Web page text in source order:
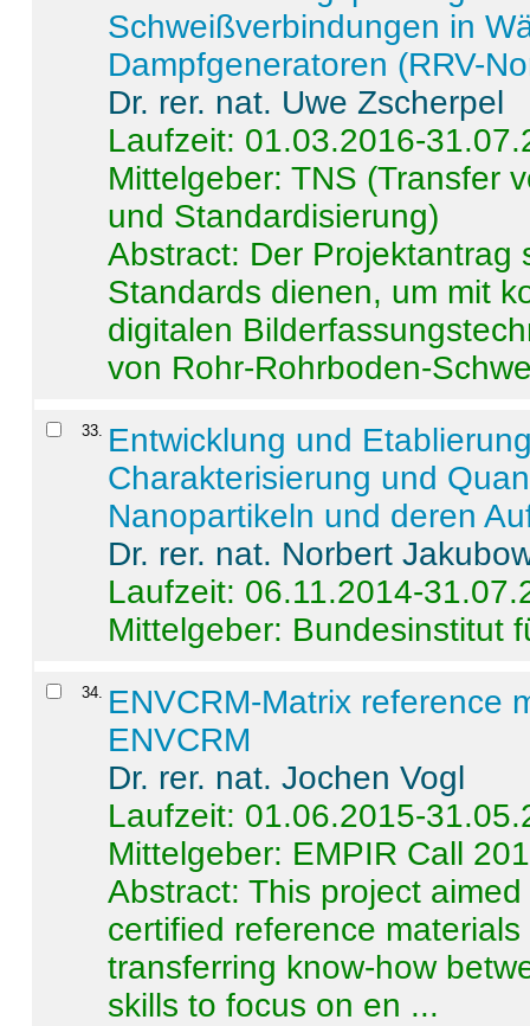
Schweißverbindungen in
Dampfgeneratoren (RRV-
Dr. rer. nat. Uwe Zscherpel
Laufzeit: 01.03.2016-
Mittelgeber: TNS (Transfer
und Standardisierung)
Abstract: Der Projektantrag
Standards dienen, um mit
digitalen
von Rohr-Rohrboden-
33. Entwicklung und
Charakterisierung und
Nanopartikeln und deren
Dr. rer. nat. Norbert
Laufzeit: 06.11.2014-
Mittelgeber: Bundesinstitut
34. ENVCRM-Matrix reference
ENVCRM
Dr. rer. nat. Jochen Vogl
Laufzeit: 01.06.2015-
Mittelgeber: EMPIR Call
Abstract:This project
certified reference
transferring know-how
skills to focus on en ...